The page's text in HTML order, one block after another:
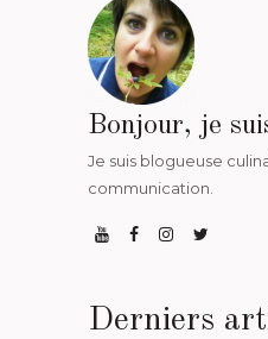
Bonjour, je
Je suis blogueuse
communication.
Derniers